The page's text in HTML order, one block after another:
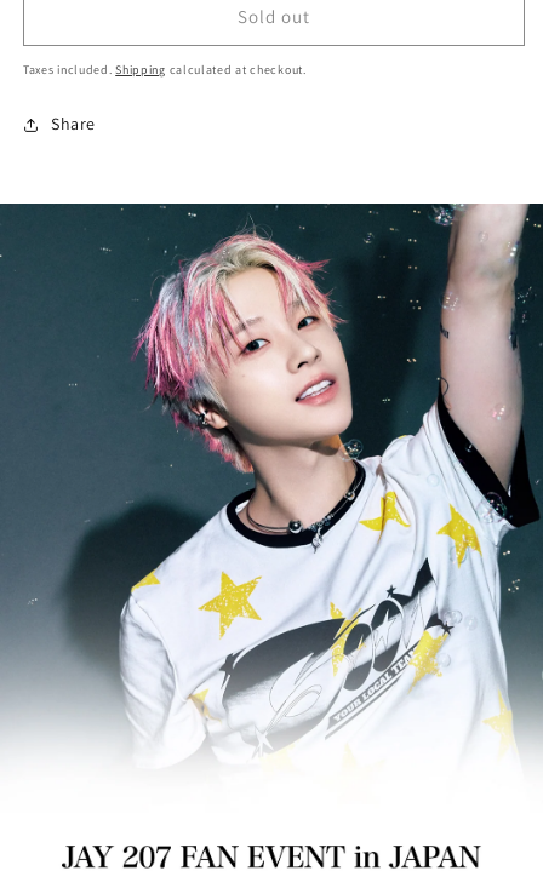
Sold out
Taxes included.Shipping calculated at checkout.
Share